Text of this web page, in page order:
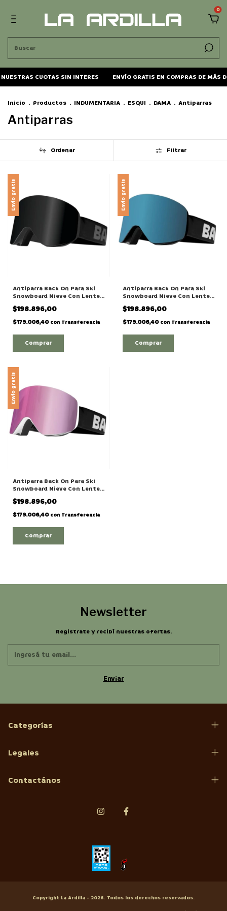
0
CUOTAS SIN INTERES ENVÍO GRATIS EN COMPRAS DE MÁS
Inicio . Productos . INDUMENTARIA . ESQUI . DAMA . Antiparras
Antiparras
Ordenar Filtrar
Envío gratis
Antiparra Back On Para Ski
Snowboard Nieve Con Lente
Intercambiable Modelo "THE
TEAM"
$198.896,00
$179.006,40 con Transferencia
Envío gratis
Antiparra Back On Para Ski
Snowboard Nieve Con Lente
Intercambiable Modelo "THE
SLOPE"
$198.896,00
$179.006,40 con Transferencia
Envío gratis
Antiparra Back On Para Ski
Snowboard Nieve Con Lente
Intercambiable Modelo
"HOLIDAYS"
$198.896,00
$179.006,40 con Transferencia
Newsletter
Registrate y recibí nuestras ofertas.
Categorías
Legales
Contactános
Copyright La Ardilla - 2026. Todos los derechos reservados.